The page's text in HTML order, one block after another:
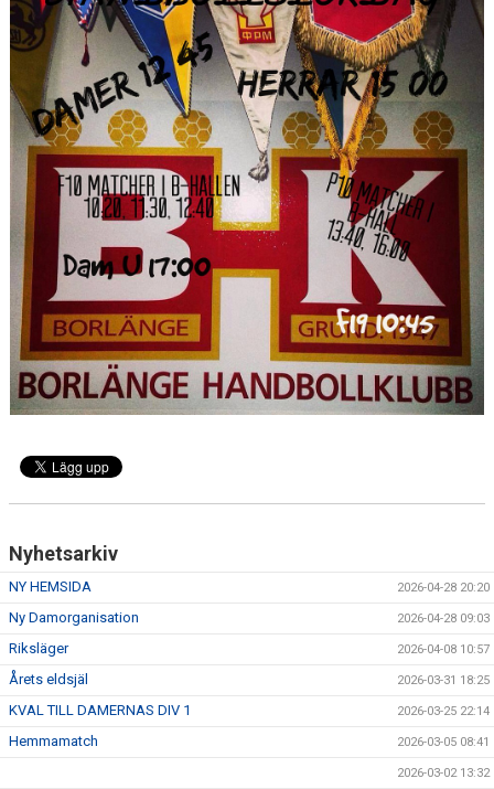
VÅRA LAG/TRÄNARE
MATCHER
MEDLEMS INFO
UNGDOMSKOMMITTÉN
Nyhetsarkiv
NY HEMSIDA 2026-04-28 20:20
Ny Damorganisation 2026-04-28 09:03
Riksläger 2026-04-08 10:57
Årets eldsjäl 2026-03-31 18:25
KVAL TILL DAMERNAS DIV 1 2026-03-25 22:14
Hemmamatch 2026-03-05 08:41
2026-03-02 13:32